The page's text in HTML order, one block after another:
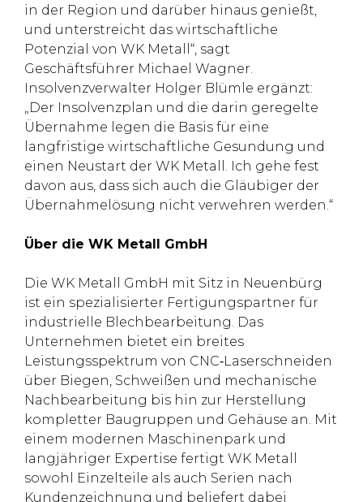
in der Region und darüber hinaus genießt,
und unterstreicht das wirtschaftliche
Potenzial von WK Metall“, sagt
Geschäftsführer Michael Wagner.
Insolvenzverwalter Holger Blümle ergänzt:
„Der Insolvenzplan und die darin geregelte
Übernahme legen die Basis für eine
langfristige wirtschaftliche Gesundung und
einen Neustart der WK Metall. Ich gehe fest
davon aus, dass sich auch die Gläubiger der
Übernahmelösung nicht verwehren werden.“
Über die WK Metall GmbH
Die WK Metall GmbH mit Sitz in Neuenbürg
ist ein spezialisierter Fertigungspartner für
industrielle Blechbearbeitung. Das
Unternehmen bietet ein breites
Leistungsspektrum von CNC‑Laserschneiden
über Biegen, Schweißen und mechanische
Nachbearbeitung bis hin zur Herstellung
kompletter Baugruppen und Gehäuse an. Mit
einem modernen Maschinenpark und
langjähriger Expertise fertigt WK Metall
sowohl Einzelteile als auch Serien nach
Kundenzeichnung und beliefert dabei